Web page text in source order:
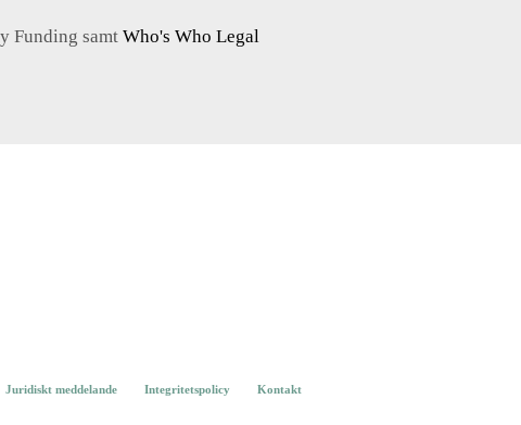
Funding samt Who's Who Legal
Juridiskt meddelande Integritetspolicy Kontakt